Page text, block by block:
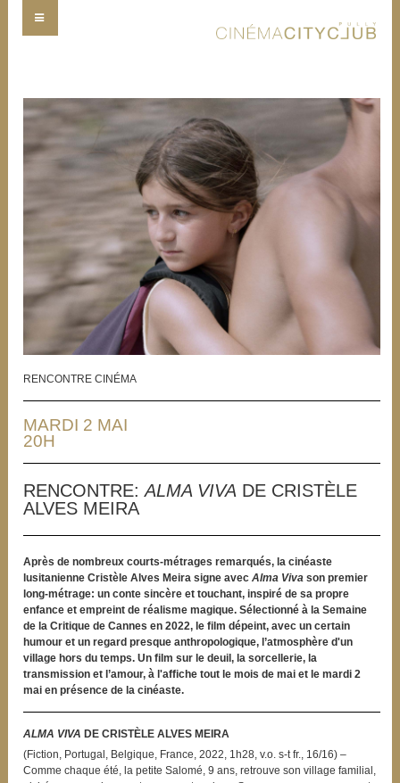
RENCONTRE CINÉMA
MARDI 2 MAI
20H
RENCONTRE:ALMA VIVA DE CRISTÈLE
ALVES MEIRA
Après de nombreux courts-métrages remarqués, la cinéaste
lusitanienne Cristèle Alves Meira signe avec Alma Viva son premier
long-métrage: un conte sincère et touchant, inspiré de sa propre
enfance et empreint de réalisme magique. Sélectionné à la Semaine
de la Critique de Cannes en 2022, le film dépeint, avec un certain
humour et un regard presque anthropologique, l’atmosphère d'un
village hors du temps. Un film sur le deuil, la sorcellerie, la
transmission et l’amour, à l'affiche tout le mois de mai et le mardi 2
mai en présence de la cinéaste.
ALMA VIVA DE CRISTÈLE ALVES MEIRA
(Fiction, Portugal, Belgique, France, 2022, 1h28, v.o. s-t fr., 16/16) –
Comme chaque été, la petite Salomé, 9 ans, retrouve son village familial,